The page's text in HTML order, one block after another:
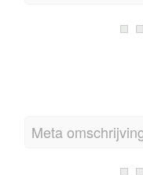
Meta